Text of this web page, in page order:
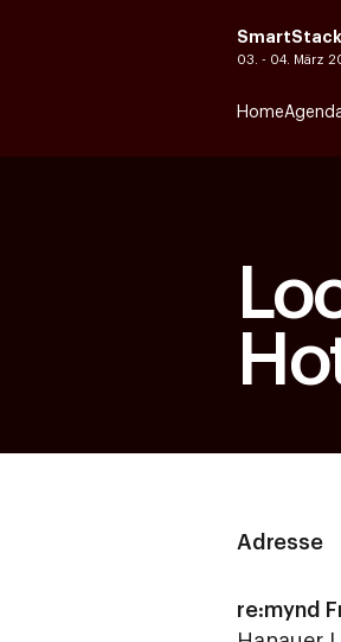
03. - 04. März
Home
Adresse
re:mynd